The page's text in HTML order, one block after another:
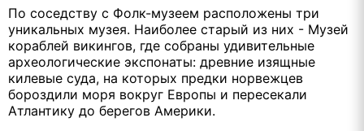
По соседству с Фолк-музеем расположены три
уникальных музея. Наиболее старый из них - Музей
кораблей викингов, где собраны удивительные
археологические экспонаты: древние изящные
килевые суда, на которых предки норвежцев
бороздили моря вокруг Европы и пересекали
Атлантику до берегов Америки.